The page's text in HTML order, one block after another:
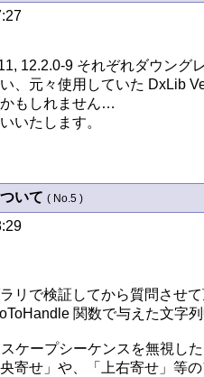
12.2.0-9 それぞれダウング
、元々使用していた DxLib
もしれません…
いたします。
いて ( No.5 )
リで検証してから質問させ
関数で与えた文字
ケープシーケンスを無視し
寄せ」や、「上右寄せ」等